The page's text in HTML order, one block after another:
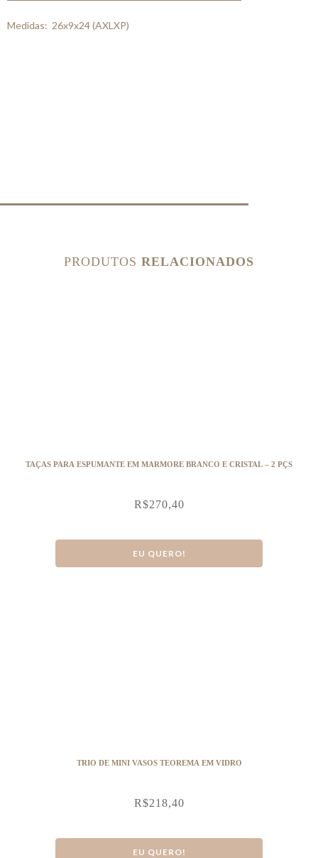
Medidas: 26x9x24 (AXLXP)
PRODUTOS RELACIONADOS
TAÇAS PARA ESPUMANTE EM MARMORE BRANCO E CRISTAL – 2 PÇS
R$270,40
EU QUERO!
TRIO DE MINI VASOS TEOREMA EM VIDRO
R$218,40
EU QUERO!